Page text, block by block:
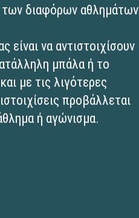
διαφόρων αθλημάτων
να αντιστοιχίσουν
μπάλα ή το
με τις λιγότερες
προβάλλεται
ή αγώνισμα.